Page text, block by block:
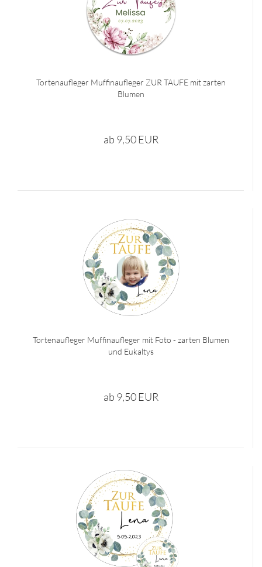
Tortenaufleger Muffinaufleger ZUR TAUFE mit zarten
Blumen
ab 9,50 EUR
Tortenaufleger Muffinaufleger mit Foto - zarten Blumen
und Eukaltys
ab 9,50 EUR